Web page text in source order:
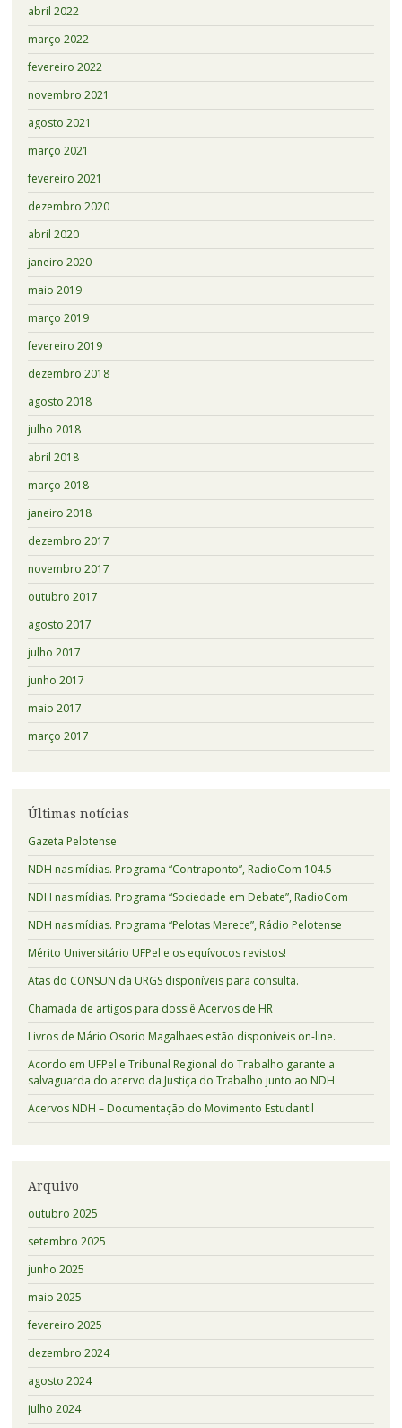
abril 2022
março 2022
fevereiro 2022
novembro 2021
agosto 2021
março 2021
fevereiro 2021
dezembro 2020
abril 2020
janeiro 2020
maio 2019
março 2019
fevereiro 2019
dezembro 2018
agosto 2018
julho 2018
abril 2018
março 2018
janeiro 2018
dezembro 2017
novembro 2017
outubro 2017
agosto 2017
julho 2017
junho 2017
maio 2017
março 2017
Últimas notícias
Gazeta Pelotense
NDH nas mídias. Programa “Contraponto”, RadioCom 104.5
NDH nas mídias. Programa “Sociedade em Debate”, RadioCom
NDH nas mídias. Programa “Pelotas Merece”, Rádio Pelotense
Mérito Universitário UFPel e os equívocos revistos!
Atas do CONSUN da URGS disponíveis para consulta.
Chamada de artigos para dossiê Acervos de HR
Livros de Mário Osorio Magalhaes estão disponíveis on-line.
Acordo em UFPel e Tribunal Regional do Trabalho garante a
salvaguarda do acervo da Justiça do Trabalho junto ao NDH
Acervos NDH – Documentação do Movimento Estudantil
Arquivo
outubro 2025
setembro 2025
junho 2025
maio 2025
fevereiro 2025
dezembro 2024
agosto 2024
julho 2024